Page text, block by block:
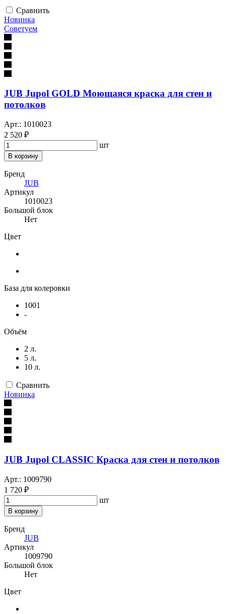
Сравнить
Новинка
Советуем
JUB Jupol GOLD Моющаяся краска для стен и
потолков
Арт.: 1010023
2 520 ₽
шт
В корзину
Бренд
JUB
Артикул
1010023
Большой блок
Нет
Цвет
База для колеровки
1001
-
Объём
2 л.
5 л.
10 л.
Сравнить
Новинка
JUB Jupol CLASSIC Краска для стен и потолков
Арт.: 1009790
1 720 ₽
шт
В корзину
Бренд
JUB
Артикул
1009790
Большой блок
Нет
Цвет